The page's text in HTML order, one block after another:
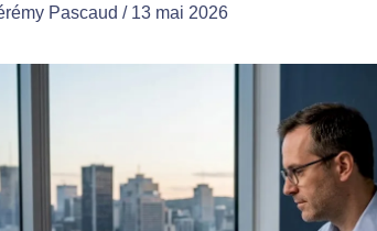
Pascaud / 13 mai 2026